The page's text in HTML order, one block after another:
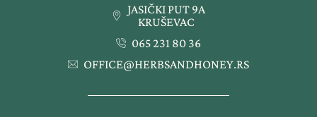
JASIČKI PUT 9A
KRUŠEVAC
065 231 80 36
OFFICE@HERBSANDHONEY.RS